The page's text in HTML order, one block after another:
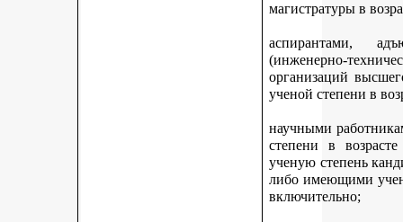
магистратуры в
аспирантами,
(инженерно-
организаций
ученой степени в
научными
степени в
ученую степень
либо имеющими
включительно;